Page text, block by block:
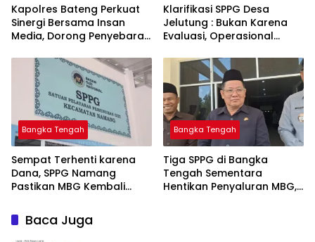
‎Kapolres Bateng Perkuat
Sinergi Bersama Insan
Media, Dorong Penyebaran
Layanan Polri 110
‎Klarifikasi SPPG Desa
Jelutung : Bukan Karena
Evaluasi, Operasional
Dana Banper Belum Cair
Bangka Tengah
‎Sempat Terhenti karena
Dana, SPPG Namang
Pastikan MBG Kembali
Bangka Tengah
‎Tiga SPPG di Bangka
Tengah Sementara
Hentikan Penyaluran MBG,
Baca Juga